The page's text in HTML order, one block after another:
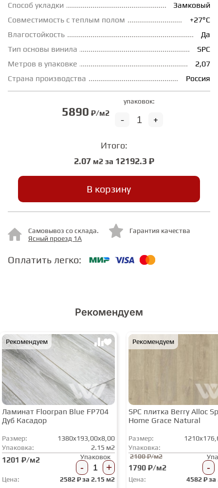
ИСКУССТВЕННАЯ ТРАВА
СТУПЕНИ
ФАНЕРА
ЛАМИНАТ MSPC
Способ укладки
Замковый
Совместимость с теплым полом
+27°С
Влагостойкость
Да
Тип основы винила
SPC
Метров в упаковке
2,07
Страна производства
Россия
5890 ₽/м2
упаковок:
+
-
Итого:
2.07м2 за 12192.3 ₽
В корзину
Самовывоз со склада.
Ясный проезд 1А
Гарантия качества
Оплатить легко:
Рекомендуем
Рекомендуем
Ламинат Floorpan Blue FP704
Дуб Касадор
Размер:
1380x193,00x8,00
Упаковка:
2.15 м2
1201 ₽/м2 Упаковок
- +
Цена: 2582₽ за 2.15 м2
Рекомендуем
SPC плитка Berry Alloc
Home Grace Natural
Размер:
Упаковка:
2100 ₽/м2
1790 ₽/м2 -
Цена: 4582₽ за